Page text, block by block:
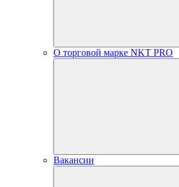
О торговой марке NKT PRO
Вакансии